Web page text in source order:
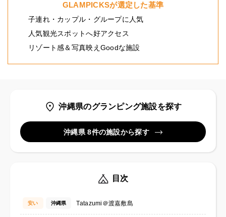
GLAMPICKSが選定した基準
子連れ・カップル・グループに人気
人気観光スポットへ好アクセス
リゾート感＆写真映えGoodな施設
沖縄県のグランピング施設を探す
沖縄県 8件の施設から探す
目次
安い 沖縄県 Tatazumi＠渡嘉敷島